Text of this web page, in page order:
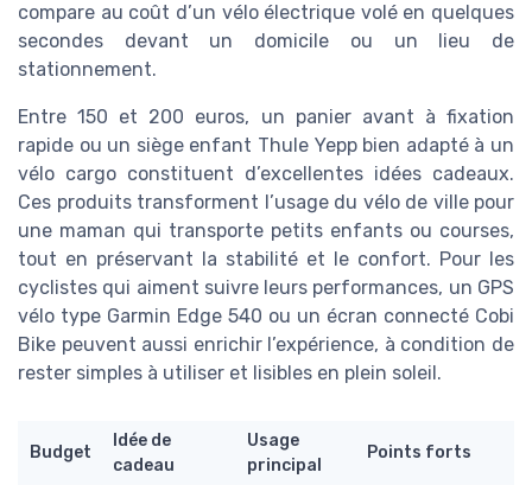
compare au coût d’un vélo électrique volé en quelques
secondes devant un domicile ou un lieu de
stationnement.
Entre 150 et 200 euros, un panier avant à fixation
rapide ou un siège enfant Thule Yepp bien adapté à un
vélo cargo constituent d’excellentes idées cadeaux.
Ces produits transforment l’usage du vélo de ville pour
une maman qui transporte petits enfants ou courses,
tout en préservant la stabilité et le confort. Pour les
cyclistes qui aiment suivre leurs performances, un GPS
vélo type Garmin Edge 540 ou un écran connecté Cobi
Bike peuvent aussi enrichir l’expérience, à condition de
rester simples à utiliser et lisibles en plein soleil.
Budget
Idée de
cadeau
Usage
principal
Points forts